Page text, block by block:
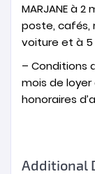
MARJANE à
poste, cafés,
voiture et à 5
– Conditions
mois de
honoraires
Additional